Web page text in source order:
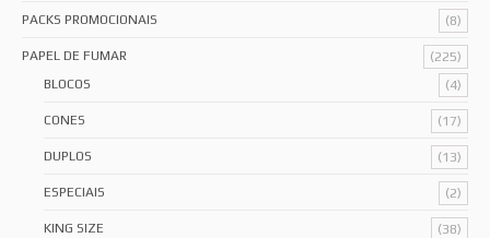
PACKS PROMOCIONAIS (8)
PAPEL DE FUMAR
(225)
BLOCOS
(4)
CONES (17)
DUPLOS (13)
ESPECIAIS (2)
KING SIZE (38)